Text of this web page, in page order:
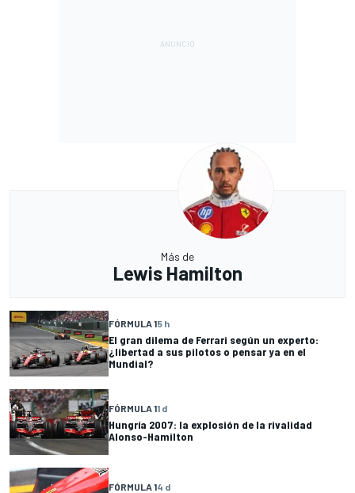
Más de
Lewis Hamilton
FÓRMULA 15 h
El gran dilema de Ferrari según un experto:
¿libertad a sus pilotos o pensar ya en el
Mundial?
FÓRMULA 11 d
Hungría 2007: la explosión de la rivalidad
Alonso-Hamilton
FÓRMULA 14 d